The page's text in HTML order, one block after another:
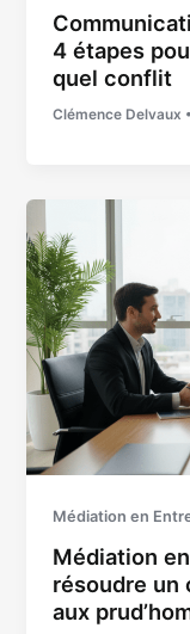
4 étapes
quel conflit
Clémence Delvaux
Médiation en
Médiation
résoudre un
aux